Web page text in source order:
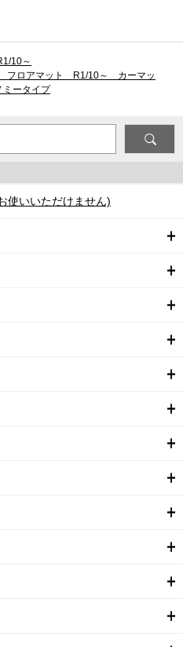
10～
ロアマット R1/10～ カーマッ
ータイプ
使いいただけません)